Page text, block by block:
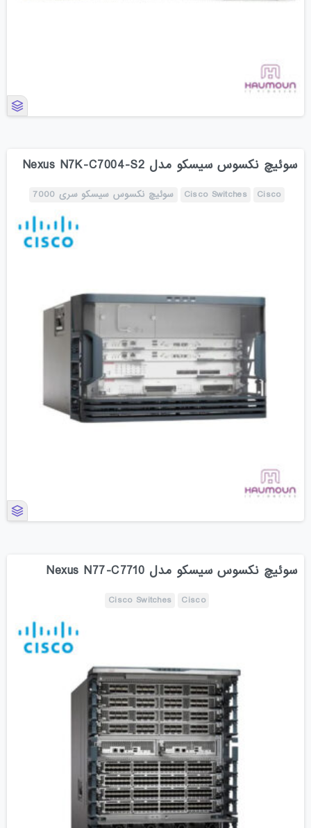
سوئیچ نکسوس سیسکو مدل Nexus N7K-C7004-S2
Cisco
Cisco Switches سوئیچ نکسوس سیسکو سری 7000
سوئیچ نکسوس سیسکو مدل Nexus N77-C7710
Cisco
Cisco Switches